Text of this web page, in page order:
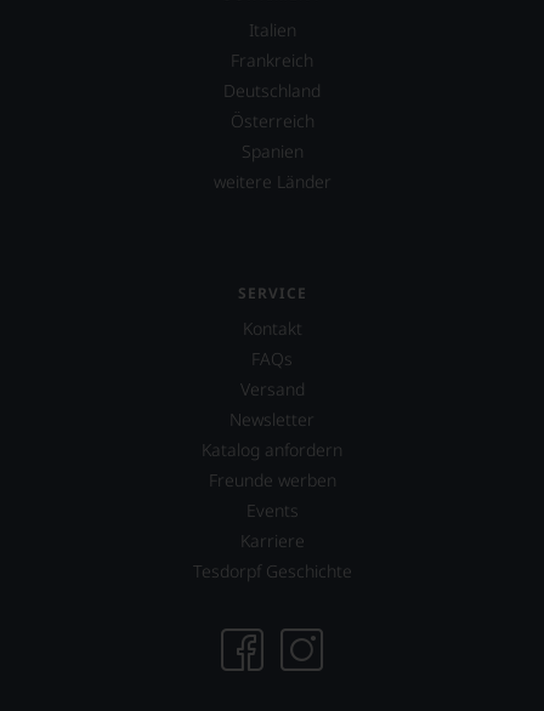
Italien
Frankreich
Deutschland
Österreich
Spanien
weitere Länder
SERVICE
Kontakt
FAQs
Versand
Newsletter
Katalog anfordern
Freunde werben
Events
Karriere
Tesdorpf Geschichte